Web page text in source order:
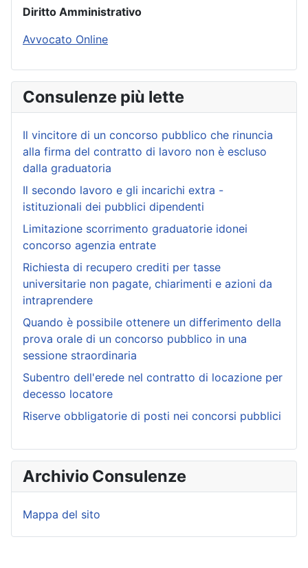
Diritto Amministrativo
Avvocato Online
Consulenze più lette
Il vincitore di un concorso pubblico che rinuncia
alla firma del contratto di lavoro non è escluso
dalla graduatoria
Il secondo lavoro e gli incarichi extra -
istituzionali dei pubblici dipendenti
Limitazione scorrimento graduatorie idonei
concorso agenzia entrate
Richiesta di recupero crediti per tasse
universitarie non pagate, chiarimenti e azioni da
intraprendere
Quando è possibile ottenere un differimento della
prova orale di un concorso pubblico in una
sessione straordinaria
Subentro dell'erede nel contratto di locazione per
decesso locatore
Riserve obbligatorie di posti nei concorsi pubblici
Archivio Consulenze
Mappa del sito